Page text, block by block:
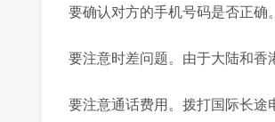
要确认对方的手机号码是否正确
要注意时差问题。由于大陆和香
要注意通话费用。拨打国际长